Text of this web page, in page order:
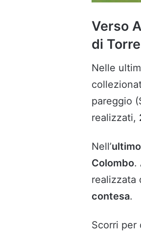
Verso
di
Nelle
pareggio
realizzati,
Nell’
Colombo.
realizzata
contesa.
Scorri per